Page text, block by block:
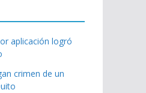
aplicación logró
crimen de un